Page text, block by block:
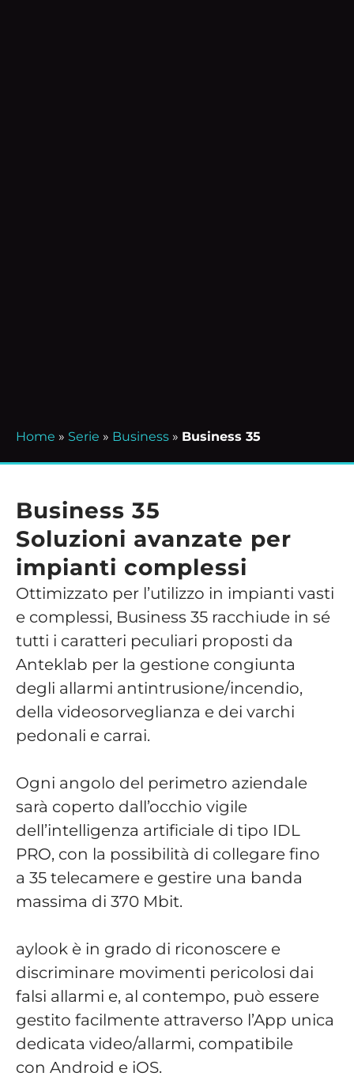
Home » Serie » Business » Business 35
Business 35
Soluzioni avanzate per
impianti complessi
Ottimizzato per l’utilizzo in impianti vasti
e complessi, Business 35 racchiude in sé
tutti i caratteri peculiari proposti da
Anteklab per la gestione congiunta
degli allarmi antintrusione/incendio,
della videosorveglianza e dei varchi
pedonali e carrai.
Ogni angolo del perimetro aziendale
sarà coperto dall’occhio vigile
dell’intelligenza artificiale di tipo IDL
PRO, con la possibilità di collegare fino
a 35 telecamere e gestire una banda
massima di 370 Mbit.
aylook è in grado di riconoscere e
discriminare movimenti pericolosi dai
falsi allarmi e, al contempo, può essere
gestito facilmente attraverso l’App unica
dedicata video/allarmi, compatibile
con Android e iOS.